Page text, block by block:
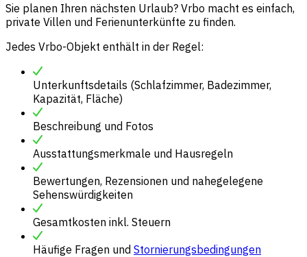
Sie planen Ihren nächsten Urlaub? Vrbo macht es einfach,
private Villen und Ferienunterkünfte zu finden.
Jedes Vrbo-Objekt enthält in der Regel:
Unterkunftsdetails (Schlafzimmer, Badezimmer,
Kapazität, Fläche)
Beschreibung und Fotos
Ausstattungsmerkmale und Hausregeln
Bewertungen, Rezensionen und nahegelegene
Sehenswürdigkeiten
Gesamtkosten inkl. Steuern
Häufige Fragen und Stornierungsbedingungen